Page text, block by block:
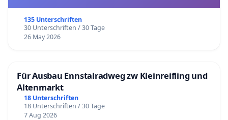
135 Unterschriften
30 Unterschriften / 30 Tage
26 May 2026
Für Ausbau Ennstalradweg zw Kleinreifling und
Altenmarkt
18 Unterschriften
18 Unterschriften / 30 Tage
7 Aug 2026